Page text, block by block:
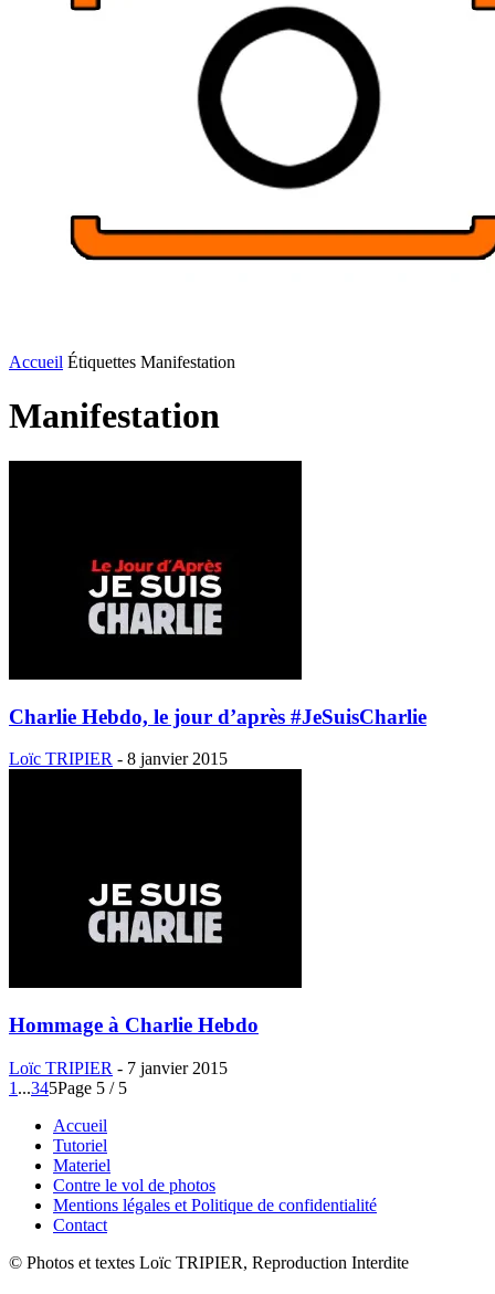
Accueil Étiquettes Manifestation
Manifestation
Charlie Hebdo, le jour d’après #JeSuisCharlie
Loïc TRIPIER - 8 janvier 2015
Hommage à Charlie Hebdo
Loïc TRIPIER - 7 janvier 2015
1 ...345Page 5 / 5
Accueil
Tutoriel
Materiel
Contre le vol de photos
Mentions légales et Politique de confidentialité
Contact
© Photos et textes Loïc TRIPIER, Reproduction Interdite